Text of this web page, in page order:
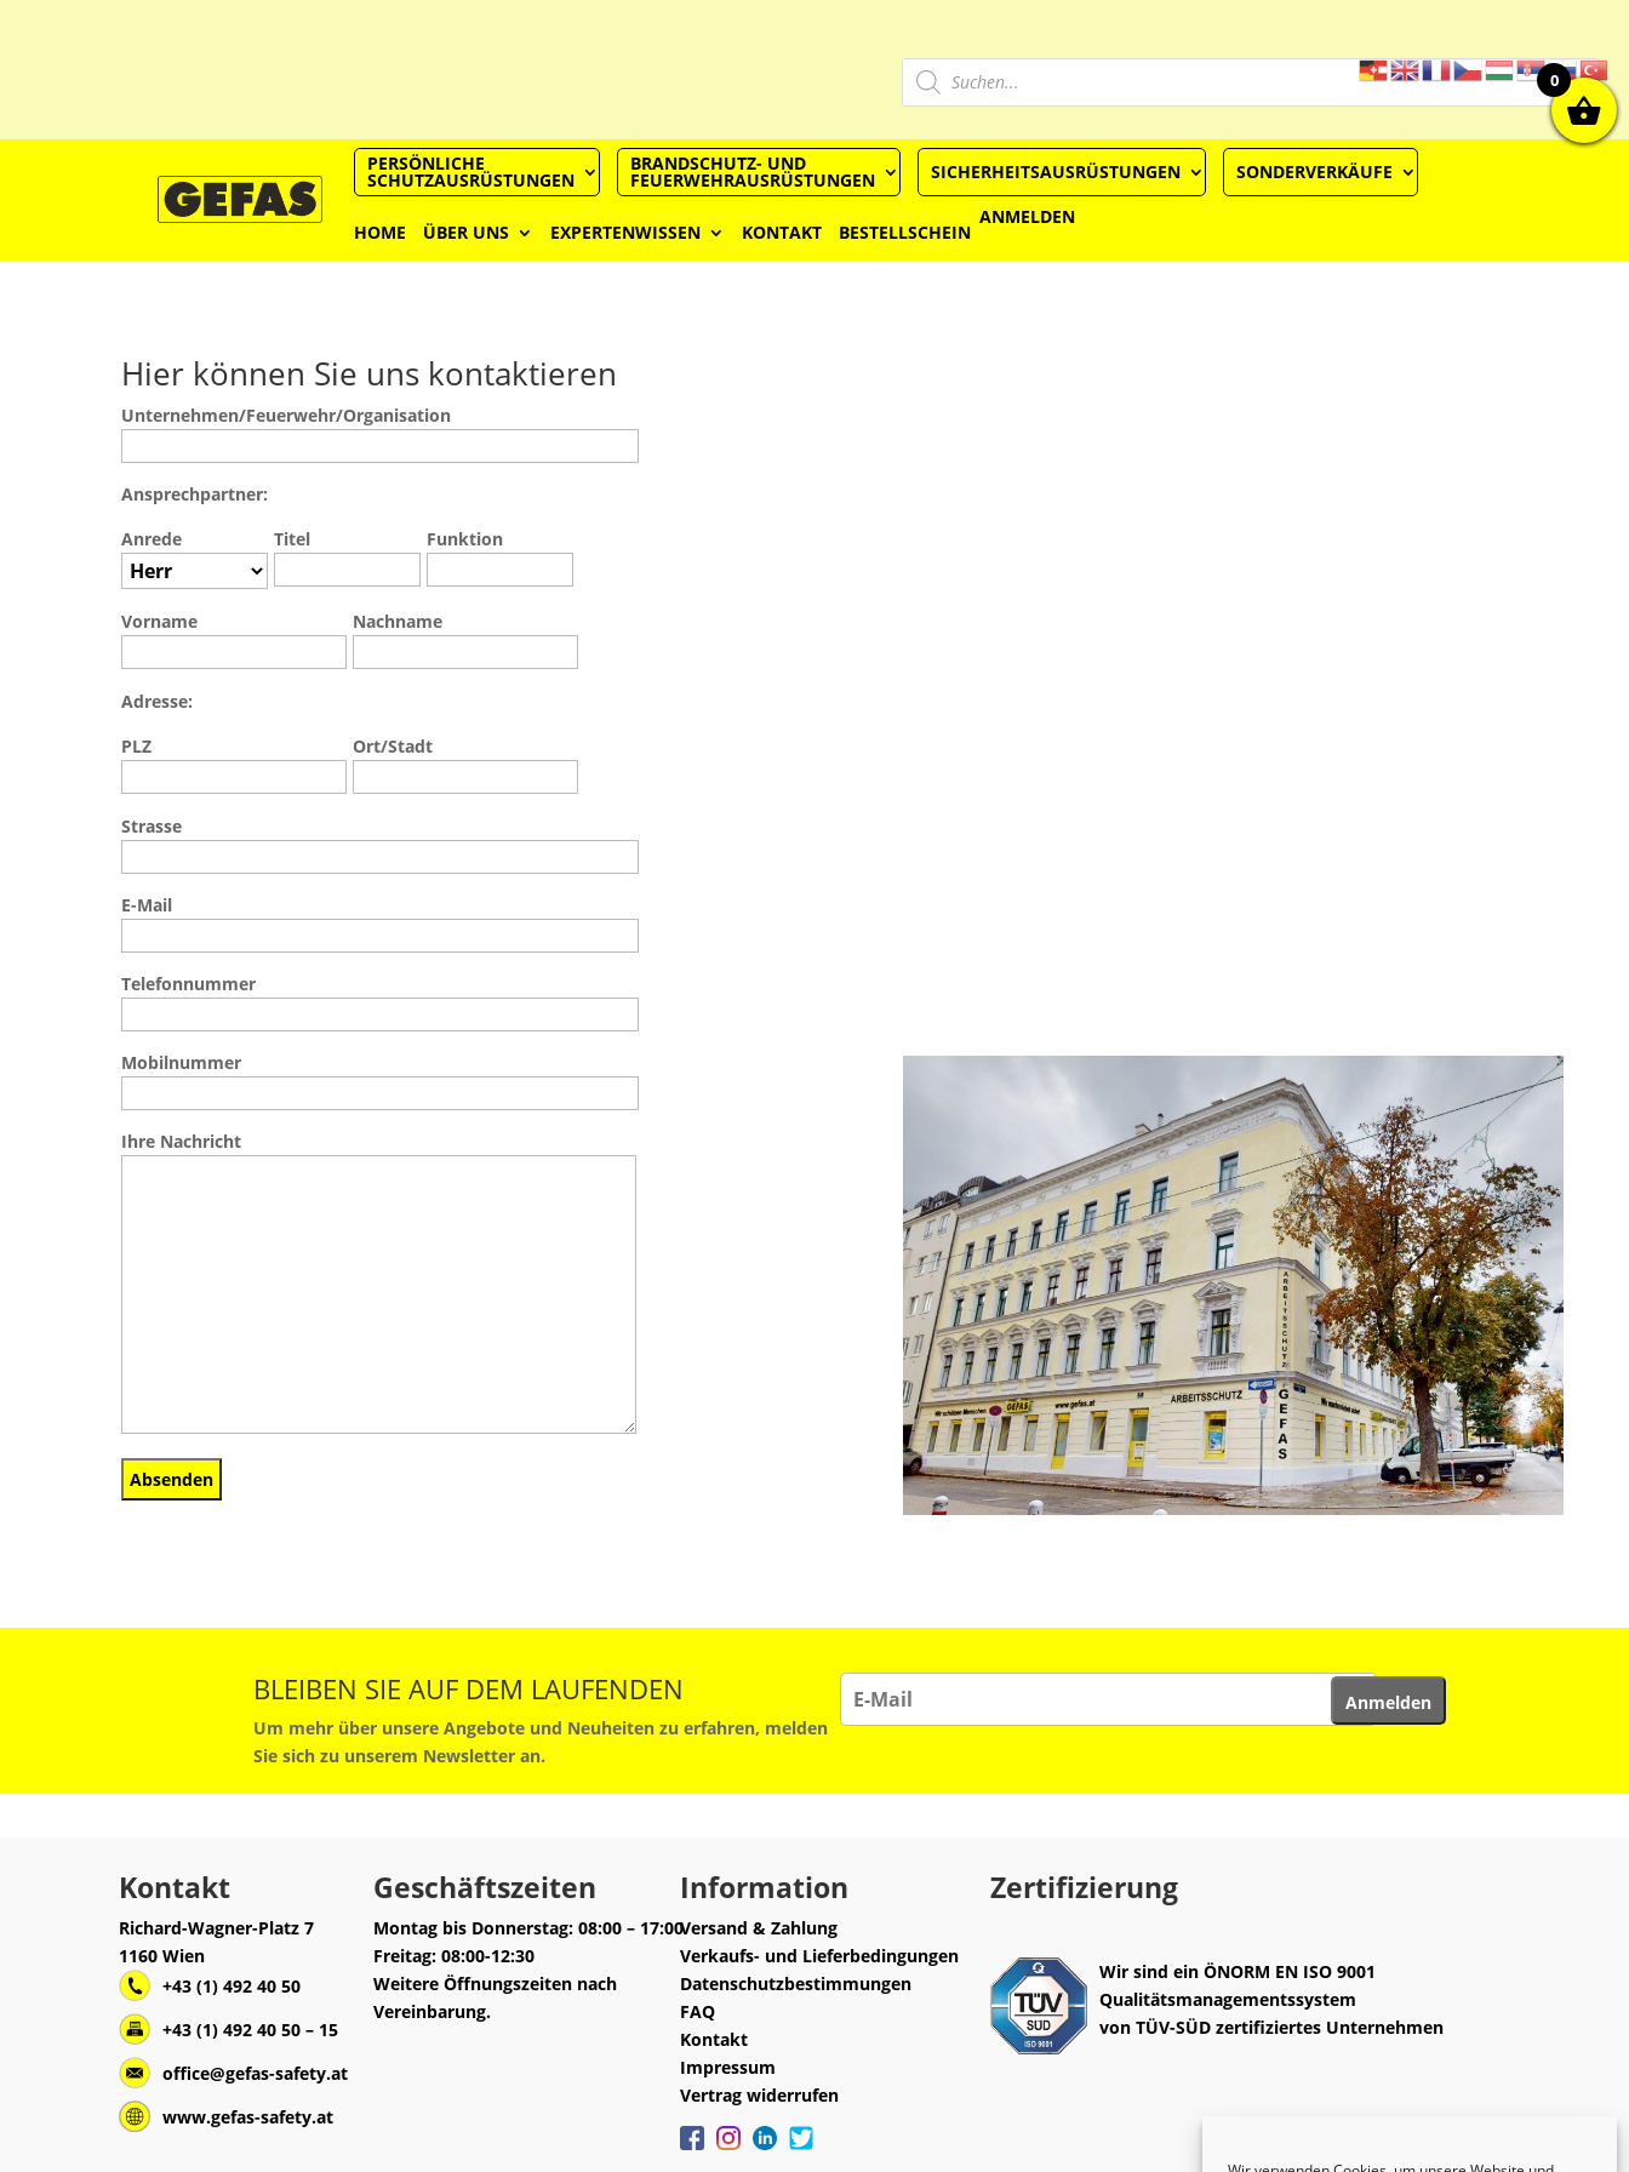
Produkts
Suchen
PERSÖNLICHE
SCHUTZAUSRÜSTUNGEN
BRANDSCHUTZ- UND
FEUERWEHRAUSRÜSTUNGEN SICHERHEITSAUSRÜSTUNGEN SONDERVERKÄUFE
HOME ÜBER UNS EXPERTENWISSEN KONTAKT BESTELLSCHEIN
ANMELDEN
Hier können Sie uns kontaktieren
Unternehmen/Feuerwehr/Organisation
Ansprechpartner:
Anrede
Titel Funktion
Vorname Nachname
Adresse:
PLZ
Ort/Stadt
Strasse
E-Mail
Telefonnummer
Mobilnummer
Ihre Nachricht
BLEIBEN SIE AUF DEM LAUFENDEN
Um mehr über unsere Angebote und Neuheiten zu erfahren, melden
Sie sich zu unserem Newsletter an.
Kontakt
Richard-Wagner-Platz 7
1160 Wien
+43 (1) 492 40 50
+43 (1) 492 40 50 – 15
office@gefas-safety.at
www.gefas-safety.at
Geschäftszeiten
Montag bis Donnerstag: 08:00 – 17:00
Freitag: 08:00-12:30
Weitere Öffnungszeiten nach
Vereinbarung.
Information
Versand & Zahlung
Verkaufs- und Lieferbedingungen
Datenschutzbestimmungen
FAQ
Kontakt
Impressum
Vertrag widerrufen
Zertifizierung
Wir sind einÖNORM EN ISO 9001
Qualitätsmanagementssystem
vonTÜV-SÜD zertifiziertes Unternehmen
0